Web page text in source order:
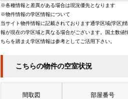
※各種情報と差異がある場合は現況優先となります
※物件情報の学区情報について
当サイト物件情報に記載されております通学区域(学区)
報が現在の学区域と異なる場合がございます。国土数
ちらを踏まえ学区情報は参考としてご活用下さい。
こちらの物件の空室状況
間取図 部屋番号